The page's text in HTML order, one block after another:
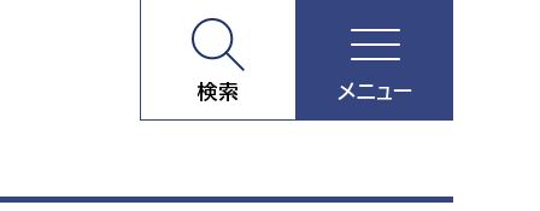
検索 メニュー